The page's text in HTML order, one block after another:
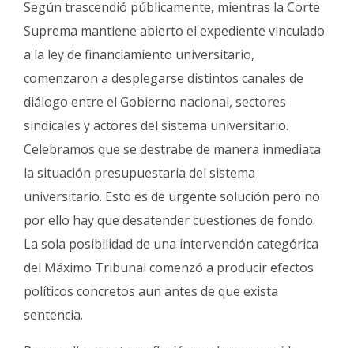
Según trascendió públicamente, mientras la Corte
Suprema mantiene abierto el expediente vinculado
a la ley de financiamiento universitario,
comenzaron a desplegarse distintos canales de
diálogo entre el Gobierno nacional, sectores
sindicales y actores del sistema universitario.
Celebramos que se destrabe de manera inmediata
la situación presupuestaria del sistema
universitario. Esto es de urgente solución pero no
por ello hay que desatender cuestiones de fondo.
La sola posibilidad de una intervención categórica
del Máximo Tribunal comenzó a producir efectos
políticos concretos aun antes de que exista
sentencia.